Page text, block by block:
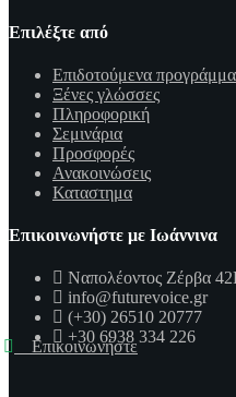
Επιλέξτε από
Επιδοτούμενα
Ξένες γλώσσες
Πληροφορική
Σεμινάρια
Προσφορές
Ανακοινώσεις
Καταστημα
Επικοινωνήστε με Ιωάννινα
Ναπολέοντος Ζέρβα
info@futurevoice.gr
(+30) 26510 20777
+30 6938 334 226
Επικοινωνήστε